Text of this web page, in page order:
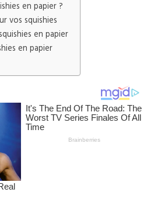
en papier ?
vos squishies
en papier
en papier